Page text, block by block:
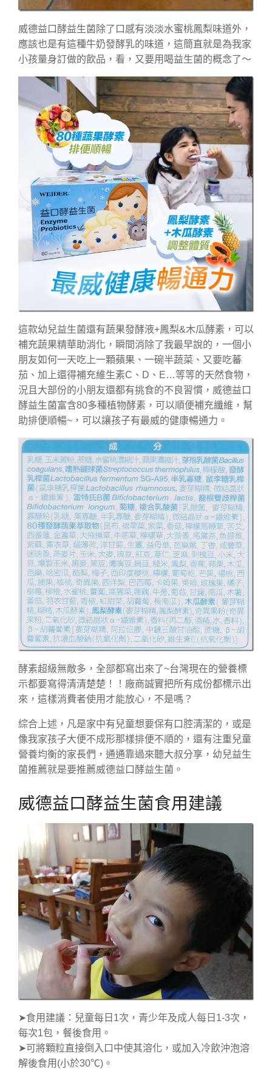
威德益口酵益生菌除了口感有淡淡水蜜桃鳳梨味道外，
應該也是有這種牛奶發酵乳的味道，這簡直就是為我家
小孩量身訂做的飲品，看，又要用喝益生菌的概念了～
這款幼兒益生菌還有蔬果發酵液+鳳梨&木瓜酵素，可以
補充蔬果精華助消化，瞬間消除了我最早說的，一個小
朋友如何一天吃上一顆蘋果、一碗半蔬菜、又要吃蕃
茄、加上還得補充維生素C、D、E…等等的天然食物，
況且大部份的小朋友還都有挑食的不良習慣，威德益口
酵益生菌富含80多種植物酵素，可以順便補充纖維，幫
助排便順暢~，可以讓孩子有最威的健康暢通力。
酵素超級無敵多，全部都寫出來了~台灣現在的營養標
示都要寫得清清楚楚！！廠商誠實把所有成份都標示出
來，這樣消費者使用才能放心，不是嗎？
綜合上述，凡是家中有兒童想要保有口腔清潔的，或是
像我家孩子大便不成形那樣排便不順的，還有注重兒童
營養均衡的家長們，通通靠過來聽大叔分享，幼兒益生
菌推薦就是要推薦威德益口酵益生菌。
威德益口酵益生菌食用建議
➤食用建議：兒童每日1次，青少年及成人每日1-3次，
每次1包，餐後食用。
➤可將顆粒直接倒入口中使其溶化，或加入冷飲沖泡溶
解後食用(小於30℃)。